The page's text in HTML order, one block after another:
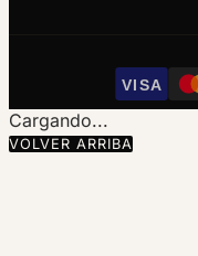
VISA
Cargando...
VOLVER ARRIBA